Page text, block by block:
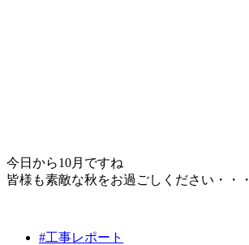
今日から10月ですね
皆様も素敵な秋をお過ごしください・・・
#工事レポート